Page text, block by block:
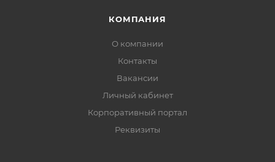
КОМПАНИЯ
О компании
Контакты
Вакансии
Личный кабинет
Корпоративный портал
Реквизиты